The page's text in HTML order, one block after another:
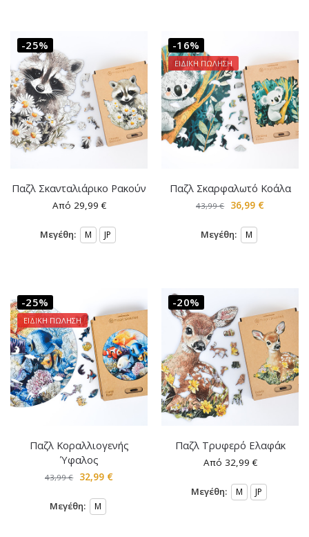
-25%
Παζλ Σκανταλιάρικο Ρακούν
Από 29,99€
Μεγέθη: M JP
-16%
ΕΙΔΙΚΗ ΠΩΛΗΣΗ
Παζλ Σκαρφαλωτό Κοάλα
43,99€ 36,99 €
Μεγέθη: M
-25%
ΕΙΔΙΚΗ ΠΩΛΗΣΗ
Παζλ Κοραλλιογενής
Ύφαλος
43,99€ 32,99 €
Μεγέθη: M
-20%
Παζλ Τρυφερό Ελαφάκ
Από 32,99€
Μεγέθη: M JP